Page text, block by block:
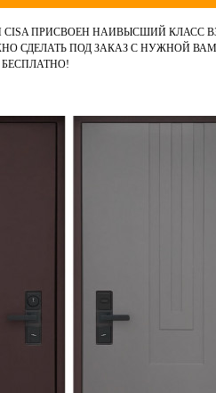
ПРИСВОЕН НАИВЫСШИЙ КЛАСС
СДЕЛАТЬ ПОД ЗАКАЗ С НУЖНОЙ